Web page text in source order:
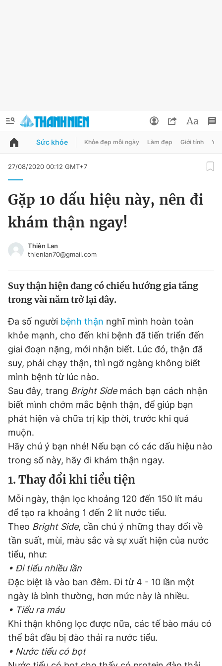
QUẢNG CÁO ĐẶT BÁO
Chuyên mục
Chào ngày mới
Tin thị trường Tin 360
Video Magazine
Sản phẩm khác
Tiện ích
Thông tin tòa soạn Liên hệ quảng cáo
Đọc Thanh Niên trên điện thoại
Theo dõi báo trên
Hotline
0906 645 777 0908 780 404
Đặt báo Quảng cáo
Tổng biên tập: Nguyễn Ngọc Toàn
Phó tổng biên tập thường trực: Hải Thành
Phó tổng biên tập: Lâm Hiếu Dũng
Phó tổng biên tập: Trần Việt Hưng
Tổng thư ký tòa soạn: Đức Trung
Đổi mật khẩu
Tin đã lưu
Tin đã xem
Sức khỏe Khỏe đẹp mỗi ngày Làm đẹp Giới tính Y
27/08/2020 00:12 GMT+7
Gặp 10 dấu hiệu này, nên đi
khám thận ngay!
Thiên Lan
thienlan70@gmail.com
Suy thận hiện đang có chiều hướng gia tăng
trong vài năm trở lại đây.
Đa số người bệnh thận nghĩ mình hoàn toàn
khỏe mạnh, cho đến khi bệnh đã tiến triển đến
giai đoạn nặng, mới nhận biết. Lúc đó, thận đã
suy, phải chạy thận, thì ngỡ ngàng không biết
mình bệnh từ lúc nào.
Sau đây, trang Bright Sidemách bạn cách nhận
biết mình chớm mắc bệnh thận, để giúp bạn
phát hiện và chữa trị kịp thời, trước khi quá
muộn.
Hãy chú ý bạn nhé! Nếu bạn có các dấu hiệu nào
trong số này, hãy đi khám thận ngay.
1. Thay đổi khi tiểu tiện
Mỗi ngày, thận lọc khoảng 120 đến 150 lít máu
để tạo ra khoảng 1 đến 2 lít nước tiểu.
Theo Bright Side, cần chú ý những thay đổi về
tần suất, mùi, màu sắc và sự xuất hiện của nước
tiểu, như:
• Đi tiểu nhiều lần
Đặc biệt là vào ban đêm. Đi từ 4 - 10 lần một
ngày là bình thường, hơn mức này là nhiều.
• Tiểu ra máu
Khi thận không lọc được nữa, các tế bào máu có
thể bắt đầu bị đào thải ra nước tiểu.
• Nước tiểu có bọt